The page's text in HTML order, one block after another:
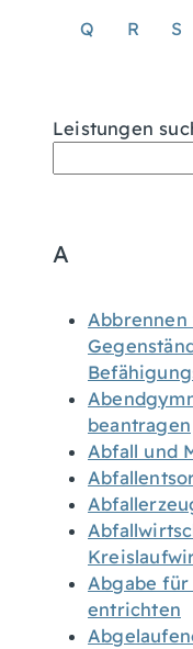
Q R S
Leistungen
A
beantragen
Abfall und
Abgabe für
entrichten